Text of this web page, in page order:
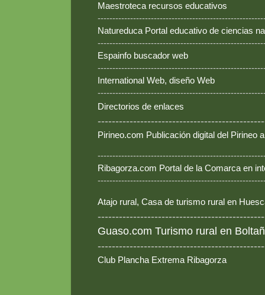
Maestroteca recursos educativos
Natureduca Portal educativo de ciencias
Espainfo buscador web
International Web, diseño Web
Directorios de enlaces
Pirineo.com Publicación digital del Pirineo
Ribagorza.com Portal de la Comarca en
Atajo rural, Casa de turismo rural en
Guaso.com Turismo rural en
Club Plancha Extrema Ribagorza